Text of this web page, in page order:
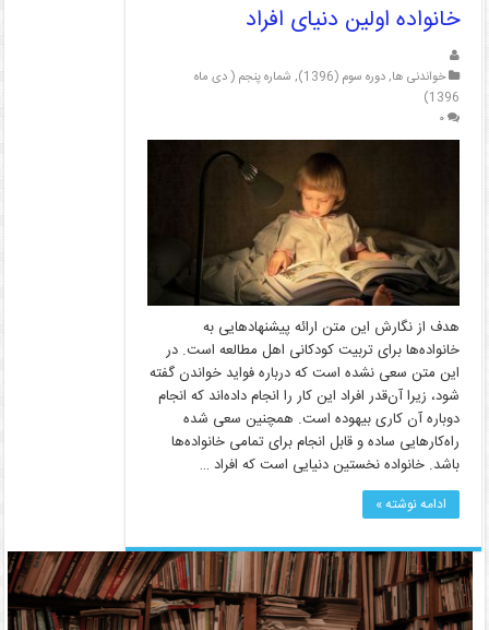
خانواده اولین دنیای افراد
خواندنی ها,دوره سوم (1396) , شماره پنجم ( دی ماه
1396)
۰
هدف از نگارش این متن ارائه پیشنهادهایی به
خانواده‌ها برای تربیت کودکانی اهل مطالعه است. در
این متن سعی نشده است که درباره فواید خواندن گفته
شود، زیرا آن‌قدر افراد این کار را انجام داده‌اند که انجام
دوباره آن کاری بیهوده است. همچنین سعی شده
راه‌کارهایی ساده و قابل انجام برای تمامی خانواده‌ها
باشد. خانواده نخستین دنیایی است که افراد …
ادامه نوشته »